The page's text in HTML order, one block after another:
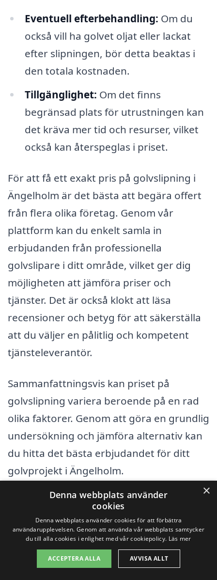
Eventuell efterbehandling: Om du
också vill ha golvet oljat eller lackat
efter slipningen, bör detta beaktas i
den totala kostnaden.
Tillgänglighet: Om det finns
begränsad plats för utrustningen kan
det kräva mer tid och resurser, vilket
också kan återspeglas i priset.
För att få ett exakt pris på golvslipning i
Ängelholm är det bästa att begära offert
från flera olika företag. Genom vår
plattform kan du enkelt samla in
erbjudanden från professionella
golvslipare i ditt område, vilket ger dig
möjligheten att jämföra priser och
tjänster. Det är också klokt att läsa
recensioner och betyg för att säkerställa
att du väljer en pålitlig och kompetent
tjänsteleverantör.
Sammanfattningsvis kan priset på
golvslipning variera beroende på en rad
olika faktorer. Genom att göra en grundlig
undersökning och jämföra alternativ kan
du hitta det bästa erbjudandet för ditt
golvprojekt i Ängelholm.
Få 3 erbjudanden, gratis och utan
förpliktelser
×
Denna webbplats använder
cookies
Denna webbplats använder cookies för att förbättra
användarupplevelsen. Genom att använda vår webbplats samtycker
du till alla cookies i enlighet med vår cookiepolicy. Läs mer
ACCEPTERA ALLA AVVISA ALLT